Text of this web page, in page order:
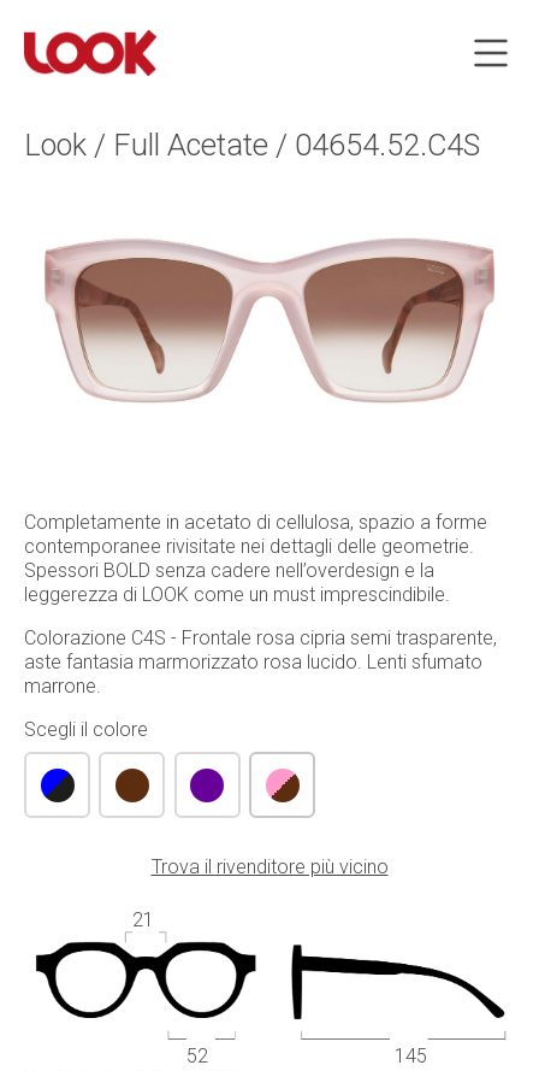
Look / Full Acetate / 04654.52.C4S
Completamente in acetato di cellulosa, spazio a forme
contemporanee rivisitate nei dettagli delle geometrie.
Spessori BOLD senza cadere nell’overdesign e la
leggerezza di LOOK come un must imprescindibile.
Colorazione C4S - Frontale rosa cipria semi trasparente,
aste fantasia marmorizzato rosa lucido. Lenti sfumato
marrone.
Scegli il colore
Trova il rivenditore più vicino
52
21
145